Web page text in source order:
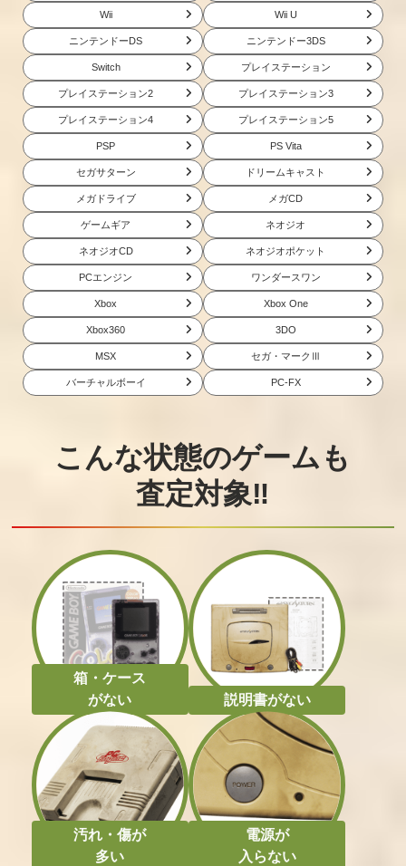
Wii Wii U
ニンテンドーDS ニンテンドー3DS
Switch プレイステーション
プレイステーション2 プレイステーション3
プレイステーション4 プレイステーション5
PSP PS Vita
セガサターン ドリームキャスト
メガドライブ メガCD
ゲームギア ネオジオ
ネオジオCD ネオジオポケット
PCエンジン ワンダースワン
Xbox Xbox One
Xbox360 3DO
MSX セガ・マークⅢ
バーチャルボーイ PC-FX
こんな状態のゲームも
査定対象‼
箱・ケース
がない
説明書がない
汚れ・傷が
多い
電源が
入らない